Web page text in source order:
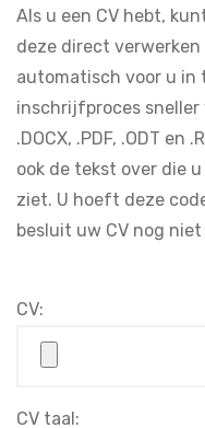
Als u een CV hebt,
deze direct
automatisch voor u in
inschrijfproces sneller
.DOCX, .PDF, .ODT
ook de tekst over die
ziet. U hoeft deze
besluit uw CV nog
CV:
CV taal: